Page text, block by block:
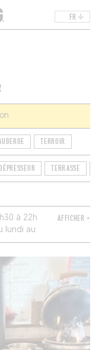
FR
TERROIR
TERRASSE
à 22h
lundi au
AFFICHER +